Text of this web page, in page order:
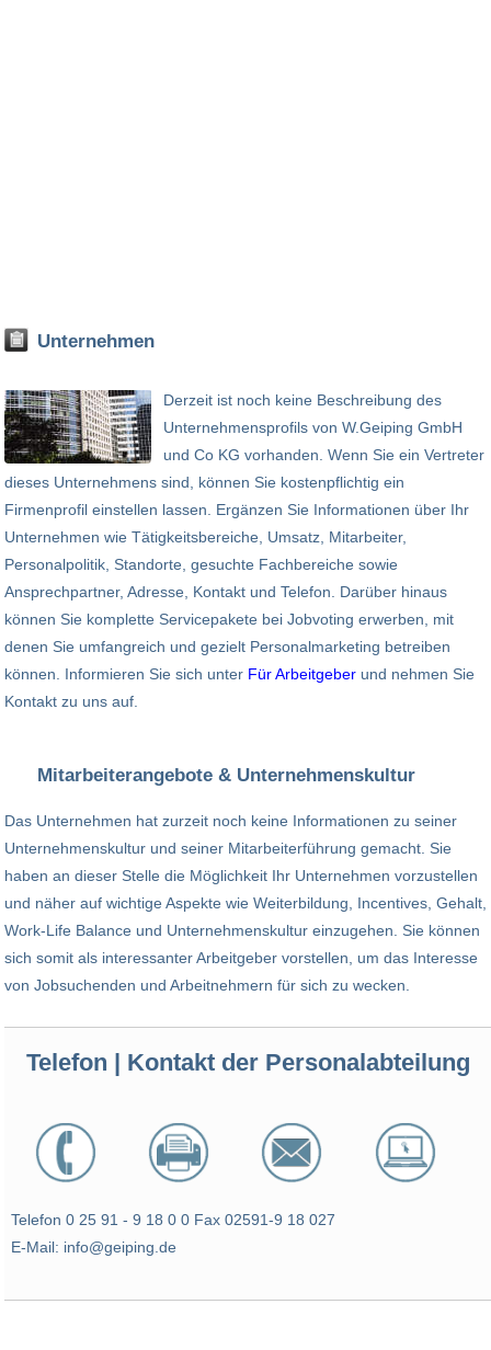
Unternehmen
Derzeit ist noch keine Beschreibung des
Unternehmensprofils von W.Geiping GmbH
und Co KG vorhanden. Wenn Sie ein Vertreter
dieses Unternehmens sind, können Sie kostenpflichtig ein
Firmenprofil einstellen lassen. Ergänzen Sie Informationen über Ihr
Unternehmen wie Tätigkeitsbereiche, Umsatz, Mitarbeiter,
Personalpolitik, Standorte, gesuchte Fachbereiche sowie
Ansprechpartner, Adresse, Kontakt und Telefon. Darüber hinaus
können Sie komplette Servicepakete bei Jobvoting erwerben, mit
denen Sie umfangreich und gezielt Personalmarketing betreiben
können. Informieren Sie sich unter Für Arbeitgeber und nehmen Sie
Kontakt zu uns auf.
Mitarbeiterangebote & Unternehmenskultur
Das Unternehmen hat zurzeit noch keine Informationen zu seiner
Unternehmenskultur und seiner Mitarbeiterführung gemacht. Sie
haben an dieser Stelle die Möglichkeit Ihr Unternehmen vorzustellen
und näher auf wichtige Aspekte wie Weiterbildung, Incentives, Gehalt,
Work-Life Balance und Unternehmenskultur einzugehen. Sie können
sich somit als interessanter Arbeitgeber vorstellen, um das Interesse
von Jobsuchenden und Arbeitnehmern für sich zu wecken.
Telefon | Kontakt der Personalabteilung
Telefon 0 25 91 - 9 18 0 0 Fax 02591-9 18 027
E-Mail: info@geiping.de